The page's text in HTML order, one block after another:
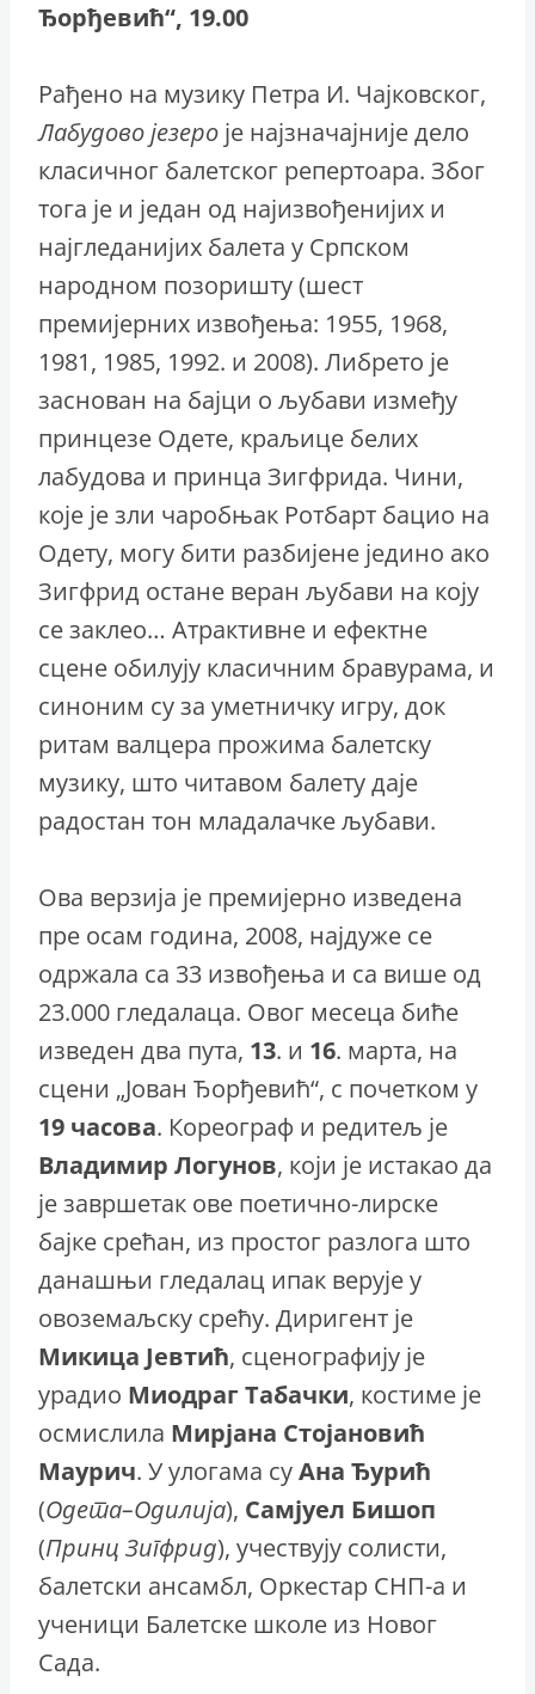
Ђорђевић“, 19.00
Рађено на музику Петра И. Чајковског,
Лабудово језеро је најзначајније дело
класичног балетског репертоара. Због
тога је и један од најизвођенијих и
најгледанијих балета у Српском
народном позоришту (шест
премијерних извођења: 1955, 1968,
1981, 1985, 1992. и 2008). Либрето је
заснован на бајци о љубави између
принцезе Одете, краљице белих
лабудова и принца Зигфрида. Чини,
које је зли чаробњак Ротбарт бацио на
Одету, могу бити разбијене једино ако
Зигфрид остане веран љубави на коју
се заклео… Атрактивне и ефектне
сцене обилују класичним бравурама, и
синоним су за уметничку игру, док
ритам валцера прожима балетску
музику, што читавом балету даје
радостан тон младалачке љубави.
Ова верзија је премијерно изведена
пре осам година, 2008, најдуже се
одржала са 33 извођења и са више од
23.000 гледалаца. Овог месеца биће
изведен два пута, 13. и 16. марта, на
сцени „Јован Ђорђевић“, с почетком у
19 часова. Кореограф и редитељ је
Владимир Логунов, који је истакао да
је завршетак ове поетично-лирске
бајке срећан, из простог разлога што
данашњи гледалац ипак верује у
овоземаљску срећу. Диригент је
Микица Јевтић, сценографију је
урадио Миодраг Табачки, костиме је
осмислила Мирјана Стојановић
Маурич. У улогама суАна Ђурић
(Одета–Одилија), Самјуел Бишоп
(Принц Зигфрид), учествују солисти,
балетски ансамбл, Оркестар СНП-а и
ученици Балетске школе из Новог
Сада.